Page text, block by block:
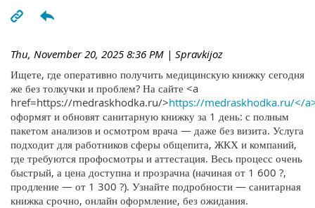
Thu, November 20, 2025 8:36 PM | Spravkijoz
Ищете, где оперативно получить медицинскую книжку сегодня
же без толкучки и проблем? На сайте <a
href=https://medraskhodka.ru/>https://medraskhodka.ru/</
оформят и обновят санитарную книжку за 1 день: с полным
пакетом анализов и осмотром врача — даже без визита. Услуга
подходит для работников сферы общепита, ЖКХ и компаний,
где требуются профосмотры и аттестация. Весь процесс очень
быстрый, а цена доступна и прозрачна (начиная от 1 600 ?,
продление — от 1 300 ?). Узнайте подробности — санитарная
книжка срочно, онлайн оформление, без ожидания.